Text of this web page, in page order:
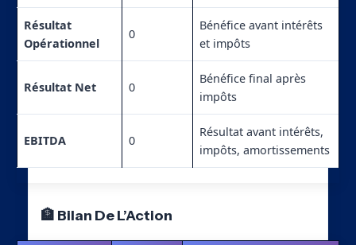
Résultat
Opérationnel
0
Bénéfice avant intérêts
et impôts
Résultat Net 0
Bénéfice final après
impôts
EBITDA 0
Résultat avant intérêts,
impôts, amortissements
🏦 Bilan De L’Action